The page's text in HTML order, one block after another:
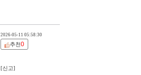
2026-05-11 05:58:30
추천0
[신고]